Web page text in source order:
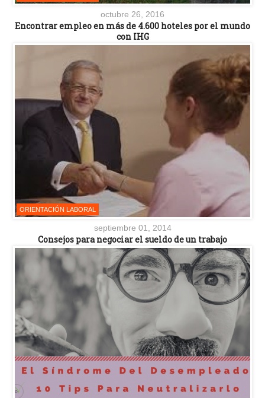
octubre 26, 2016
Encontrar empleo en más de 4.600 hoteles por el mundo
con IHG
ORIENTACIÓN LABORAL
septiembre 01, 2014
Consejos para negociar el sueldo de un trabajo